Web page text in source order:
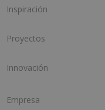
Inspiración
Proyectos
Innovación
Empresa